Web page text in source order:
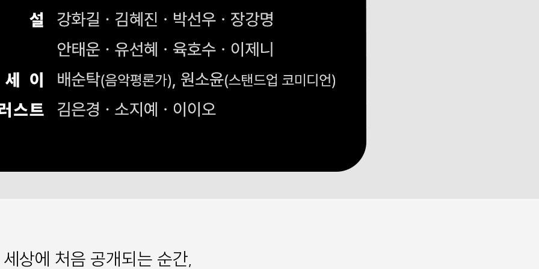
상에 처음 공개되는 순간,